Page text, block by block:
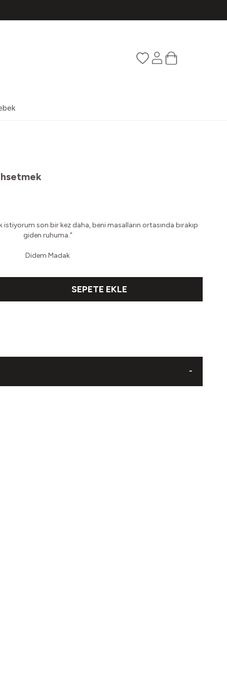
Favorilerim
HesabımSepetim
son bir kez daha, beni masalların ortasında bırakıp
giden ruhuma."
Didem Madak
SEPETE EKLE